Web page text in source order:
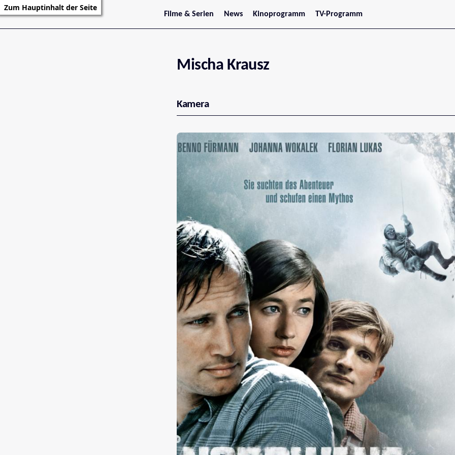
Zum Hauptinhalt der Seite
Filme & Serien
Trailer
Serienarchiv
News
Stars
Kinoprogramm
Jetzt im Kino
Oberösterreich
Tirol
TV-Programm
Mischa Krausz
Kamera